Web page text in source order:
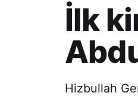
İlk
Hizbullah